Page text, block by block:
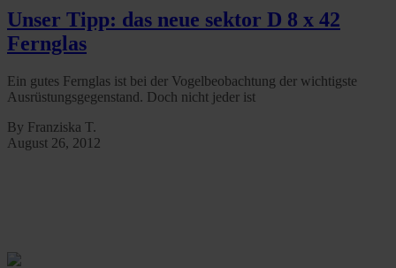
Unser Tipp: das neue sektor D 8 x 42
Fernglas
Ein gutes Fernglas ist bei der Vogelbeobachtung der wichtigste
Ausrüstungsgegenstand. Doch nicht jeder ist
By Franziska T.
August 26, 2012